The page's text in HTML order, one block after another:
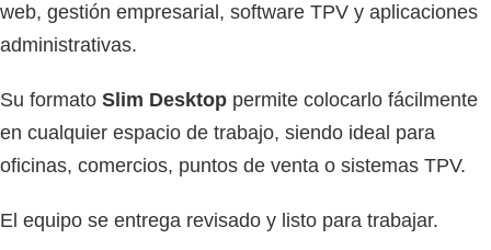
web, gestión empresarial, software TPV y aplicaciones
administrativas.
Su formato Slim Desktop permite colocarlo fácilmente
en cualquier espacio de trabajo, siendo ideal para
oficinas, comercios, puntos de venta o sistemas TPV.
El equipo se entrega revisado y listo para trabajar.